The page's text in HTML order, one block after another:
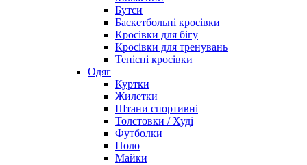
Бутси
Баскетбольні кросівки
Кросівки для бігу
Кросівки для тренувань
Тенісні кросівки
Одяг
Куртки
Жилетки
Штани спортивні
Толстовки / Худі
Футболки
Поло
Майки